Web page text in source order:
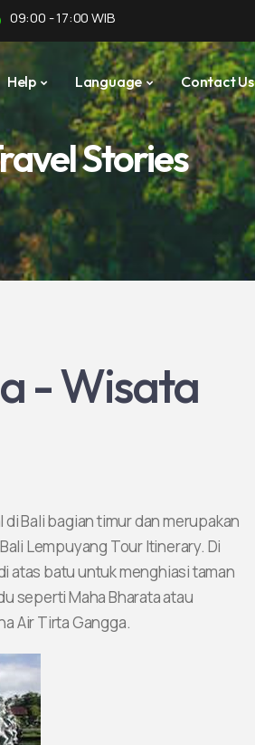
09:00 - 17:00 WIB
Help Language Contact Us
Stories
- Wisata
Bali bagian timur dan merupakan
Lempuyang Tour Itinerary. Di
atas batu untuk menghiasi taman
seperti Maha Bharata atau
Air Tirta Gangga.